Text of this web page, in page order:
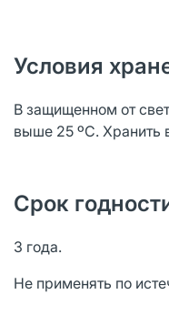
Условия
В защищенном от
выше 25 ºС. Хранить
Срок
3 года.
Не применять по